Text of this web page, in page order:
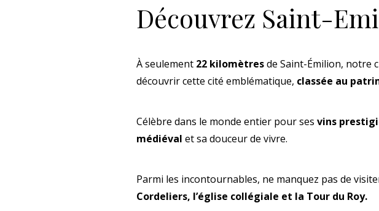
Découvrez Saint-
À seulement 22 kilomètresde Saint-Émilion, notre
découvrir cette cité emblématique, classée au
Célèbre dans le monde entier pour ses vins
médiéval et sa douceur de vivre.
Parmi les incontournables, ne manquez pas de
Cordeliers, l’église collégiale et la Tour du Roy.